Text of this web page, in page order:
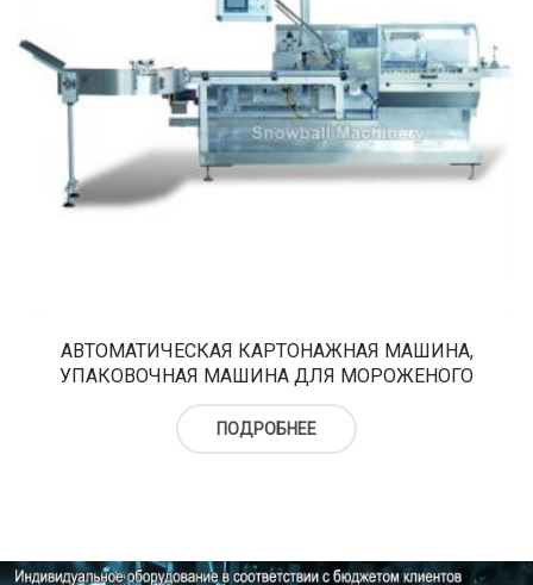
АВТОМАТИЧЕСКАЯ КАРТОНАЖНАЯ МАШИНА,
УПАКОВОЧНАЯ МАШИНА ДЛЯ МОРОЖЕНОГО
ПОДРОБНЕЕ